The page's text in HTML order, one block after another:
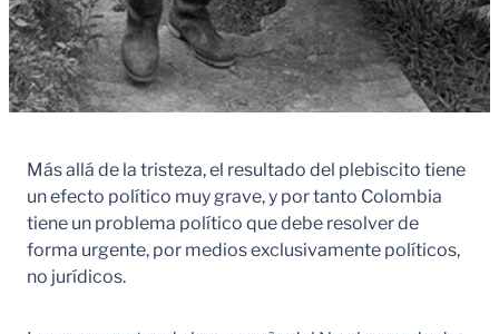
Más allá de la tristeza, el resultado del plebiscito tiene
un efecto político muy grave, y por tanto Colombia
tiene un problema político que debe resolver de
forma urgente, por medios exclusivamente políticos,
no jurídicos.